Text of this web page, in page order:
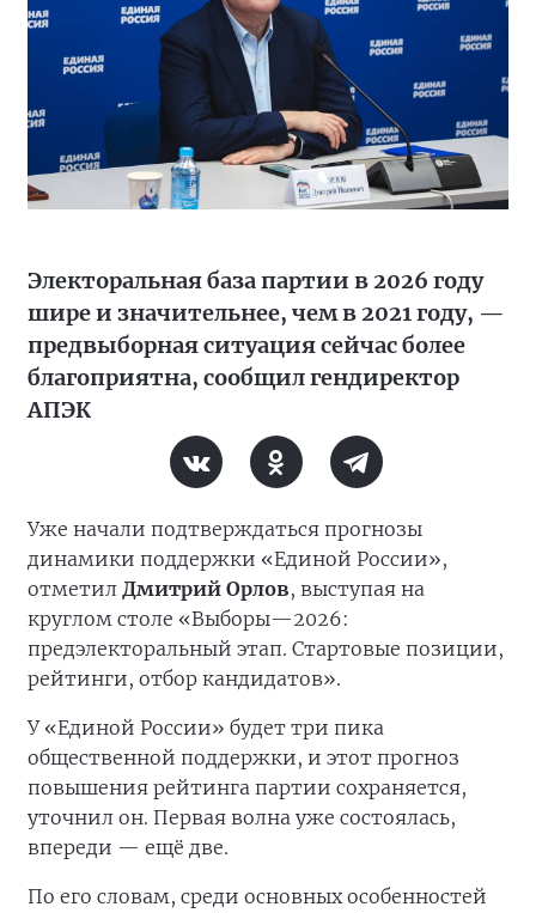
Электоральная база партии в 2026 году
шире и значительнее, чем в 2021 году, —
предвыборная ситуация сейчас более
благоприятна, сообщил гендиректор
АПЭК
Уже начали подтверждаться прогнозы
динамики поддержки «Единой России»,
отметил Дмитрий Орлов, выступая на
круглом столе «Выборы—2026:
предэлекторальный этап. Стартовые позиции,
рейтинги, отбор кандидатов».
У «Единой России» будет три пика
общественной поддержки, и этот прогноз
повышения рейтинга партии сохраняется,
уточнил он. Первая волна уже состоялась,
впереди — ещё две.
По его словам, среди основных особенностей